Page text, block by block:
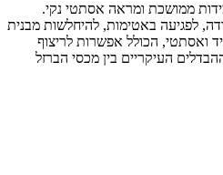
ממושכת ומראה אסתטי נקי.
לפגיעה באטימות, להיחלשות מבנית
והתחזוקה הופכת תכופה ויקרה. אי לכך, בשנים האחרונות הולכת ומתבססת העדפה למכסי נירוסטה 304 או 316 – פתרון עמיד ואסתטי, הכולל אפשרות לריצוף
העיקריים בין מכסי הברזל